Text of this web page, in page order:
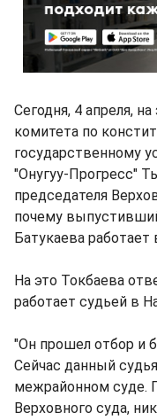
Сегодня, 4 апреля,
комитета по
государственному
"Онугуу-Прогресс"
председателя
почему
Батукаева
На это Токбаева
работает судьей в
"Он прошел отбор и
Сейчас данный
межрайонном суде.
Верховного суда,